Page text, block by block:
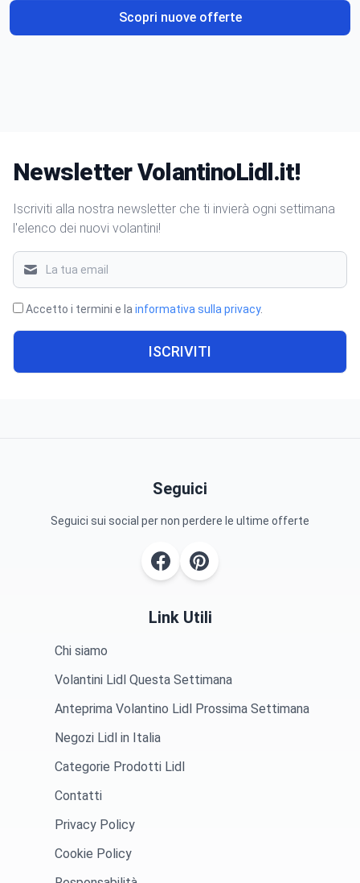
Scopri nuove offerte
Newsletter VolantinoLidl.it!
Iscriviti alla nostra newsletter che ti invierà ogni settimana
l'elenco dei nuovi volantini!
Accetto i termini e la informativa sulla privacy.
ISCRIVITI
Seguici
Seguici sui social per non perdere le ultime offerte
Link Utili
Chi siamo
Volantini Lidl Questa Settimana
Anteprima Volantino Lidl Prossima Settimana
Negozi Lidl in Italia
Categorie Prodotti Lidl
Contatti
Privacy Policy
Cookie Policy